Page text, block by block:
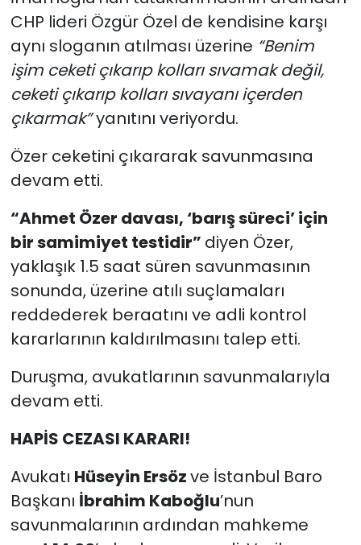
CHP lideri Özgür Özel de kendisine karşı
aynı sloganın atılması üzerine “Benim
işim ceketi çıkarıp kolları sıvamak değil,
ceketi çıkarıp kolları sıvayanı içerden
çıkarmak”yanıtını veriyordu.
Özer ceketini çıkararak savunmasına
devam etti.
“Ahmet Özer davası, ‘barış süreci’ için
bir samimiyet testidir” diyen Özer,
yaklaşık 1.5 saat süren savunmasının
sonunda, üzerine atılı suçlamaları
reddederek beraatını ve adli kontrol
kararlarının kaldırılmasını talep etti.
Duruşma, avukatlarının savunmalarıyla
devam etti.
HAPİS CEZASI KARARI!
Avukatı Hüseyin Ersözve İstanbul Baro
Başkanı İbrahim Kaboğlu’nun
savunmalarının ardından mahkeme